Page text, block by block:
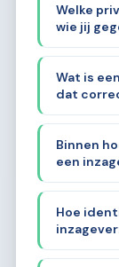
Welke
wie jij
Wat is
dat
Binnen
een
als je dat
Hoe